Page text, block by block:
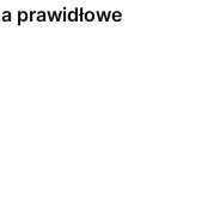
prawidłowe